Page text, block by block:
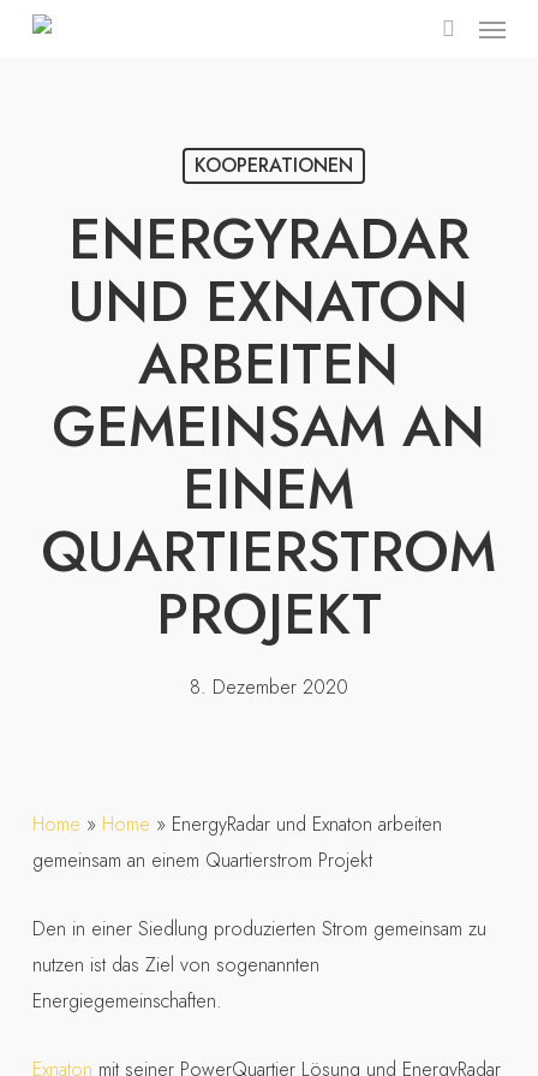
Menu
KOOPERATIONEN
ENERGYRADAR
UND EXNATON
ARBEITEN
GEMEINSAM AN
EINEM
QUARTIERSTROM
PROJEKT
8. Dezember 2020
Home » Home » EnergyRadar und Exnaton arbeiten
gemeinsam an einem Quartierstrom Projekt
Den in einer Siedlung produzierten Strom gemeinsam zu
nutzen ist das Ziel von sogenannten
Energiegemeinschaften.
Exnaton mit seiner PowerQuartier Lösung und EnergyRadar